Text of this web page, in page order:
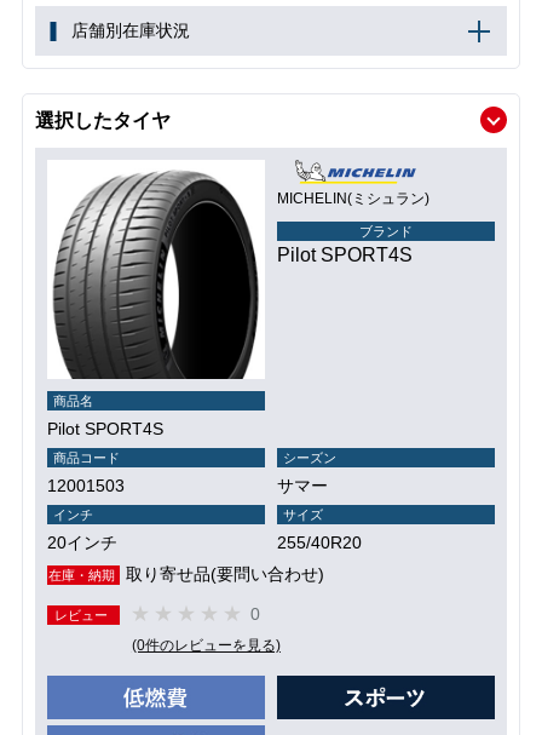
店舗別在庫状況
選択したタイヤ
MICHELIN(ミシュラン)
ブランド
Pilot SPORT4S
商品名
Pilot SPORT4S
商品コード
12001503
シーズン
サマー
インチ
20インチ
サイズ
255/40R20
在庫・納期 取り寄せ品(要問い合わせ)
レビュー 0
(0件のレビューを見る)